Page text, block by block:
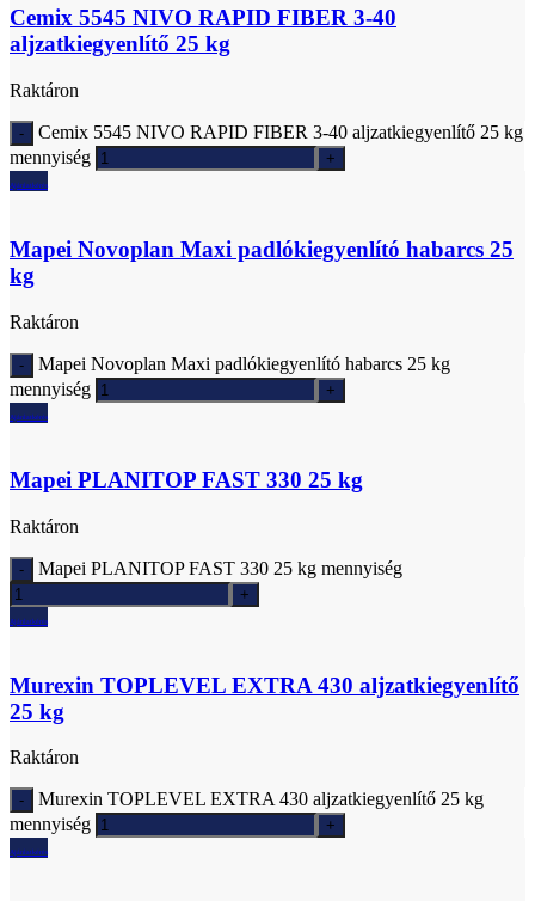
Cemix 5545 NIVO RAPID FIBER 3-40
aljzatkiegyenlítő 25 kg
Raktáron
Cemix 5545 NIVO RAPID FIBER 3-40 aljzatkiegyenlítő 25 kg
mennyiség
Ajánlatkérés
Mapei Novoplan Maxi padlókiegyenlító habarcs 25
kg
Raktáron
Mapei Novoplan Maxi padlókiegyenlító habarcs 25 kg
mennyiség
Ajánlatkérés
Mapei PLANITOP FAST 330 25 kg
Raktáron
Mapei PLANITOP FAST 330 25 kg mennyiség
Ajánlatkérés
Murexin TOPLEVEL EXTRA 430 aljzatkiegyenlítő
25 kg
Raktáron
Murexin TOPLEVEL EXTRA 430 aljzatkiegyenlítő 25 kg
mennyiség
Ajánlatkérés